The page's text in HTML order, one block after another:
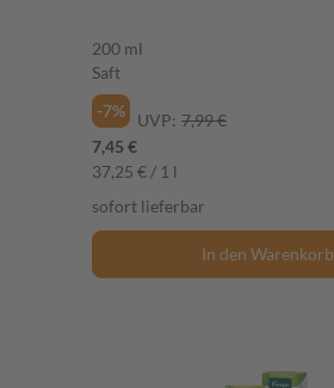
200 ml
Saft
-7%
UVP: 7,99 €
7,45 €
37,25 € / 1 l
sofort lieferbar
In den Warenkorb